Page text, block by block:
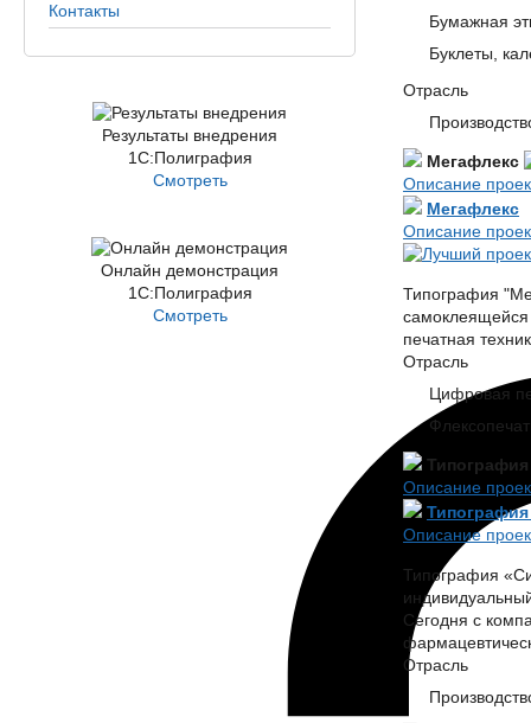
Контакты
Результаты внедрения
1С:Полиграфия
Смотреть
Онлайн демонстрация
1С:Полиграфия
Смотреть
Бумажная
Буклеты,
Отрасль
Мегафлекс
Описание
Мегафлекс
Описание
Типография
самоклеящейся
печатная
Отрасль
Цифровая
Описание
Описание
Типография
Сегодня с
Отрасль